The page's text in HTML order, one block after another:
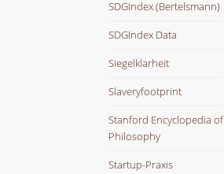
SDGIndex (Bertelsmann)
SDGIndex Data
Siegelklarheit
Slaveryfootprint
Stanford Encyclopedia of
Philosophy
Startup-Praxis